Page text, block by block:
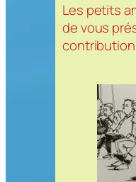
Les petits
de vous